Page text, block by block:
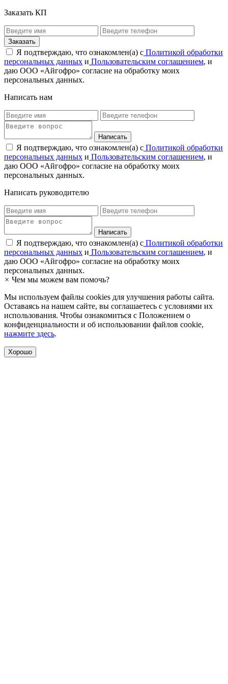
Заказать КП
Я подтверждаю, что ознакомлен(а) с Политикой обработки
персональных данных и Пользовательским соглашением, и
даю ООО «Айгофро» согласие на обработку моих
персональных данных.
Написать нам
Я подтверждаю, что ознакомлен(а) с Политикой обработки
персональных данных и Пользовательским соглашением, и
даю ООО «Айгофро» согласие на обработку моих
персональных данных.
Написать руководителю
Я подтверждаю, что ознакомлен(а) с Политикой обработки
персональных данных и Пользовательским соглашением, и
даю ООО «Айгофро» согласие на обработку моих
персональных данных.
× Чем мы можем вам помочь?
Мы используем файлы cookies для улучшения работы сайта.
Оставаясь на нашем сайте, вы соглашаетесь с условиями их
использования. Чтобы ознакомиться с Положением о
конфиденциальности и об использовании файлов cookie,
нажмите здесь.
Хорошо